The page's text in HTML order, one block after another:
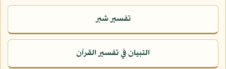
تفسير شبر
التبيان في تفسير القرآن